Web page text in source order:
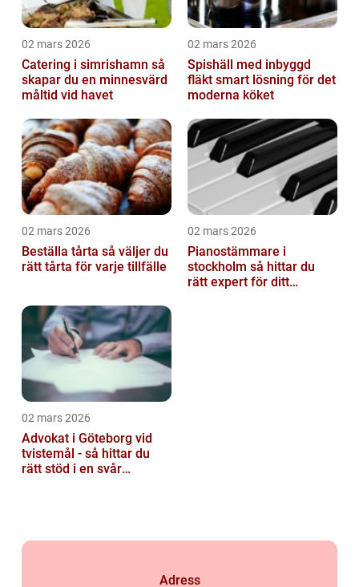
02 mars 2026
Catering i simrishamn så
skapar du en minnesvärd
måltid vid havet
02 mars 2026
Spishäll med inbyggd
fläkt smart lösning för det
moderna köket
02 mars 2026
Beställa tårta så väljer du
rätt tårta för varje tillfälle
02 mars 2026
Pianostämmare i
stockholm så hittar du
rätt expert för ditt
02 mars 2026
Advokat i Göteborg vid
tvistemål - så hittar du
rätt stöd i en svår
Adress